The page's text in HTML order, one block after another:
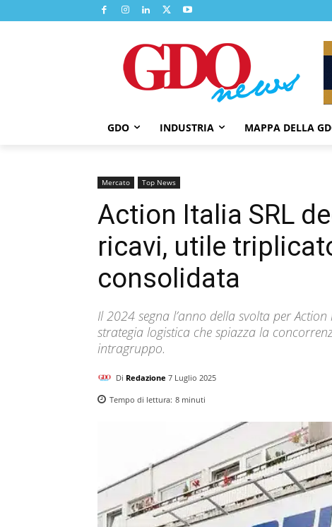
GDO INDUSTRIA MAPPA DELLA
Mercato Top News
Action Italia SRL
ricavi, utile
consolidata
Il 2024 segna l’anno della svolta per
strategia logistica che spiazza la
intragruppo.
Di Redazione 7 Luglio 2025
Tempo di lettura: 8 minuti